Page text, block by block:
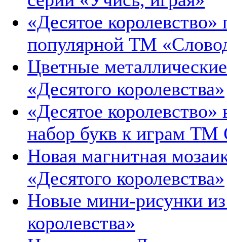
«Десятое
популярной ТМ
Цветные
«Десятого королевства»
«Десятое
набор букв к играм ТМ
Новая магнитная
«Десятого королевства»
Новые мини-рисунки из
королевства»